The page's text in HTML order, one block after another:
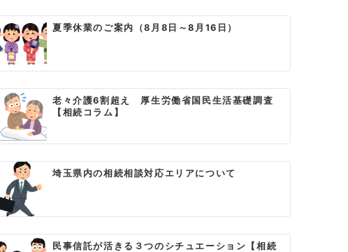
夏季休業のご案内（8月8日～8月16日）
老々介護6割超え 厚生労働省国民生活基礎調査
【相続コラム】
埼玉県内の相続相談対応エリアについて
民事信託が活きる３つのシチュエーション【相続